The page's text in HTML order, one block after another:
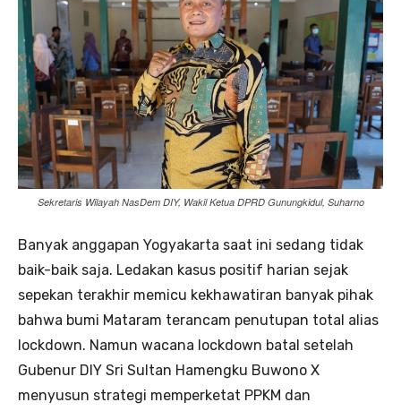
Sekretaris Wilayah NasDem DIY, Wakil Ketua DPRD Gunungkidul, Suharno
Banyak anggapan Yogyakarta saat ini sedang tidak
baik-baik saja. Ledakan kasus positif harian sejak
sepekan terakhir memicu kekhawatiran banyak pihak
bahwa bumi Mataram terancam penutupan total alias
lockdown. Namun wacana lockdown batal setelah
Gubenur DIY Sri Sultan Hamengku Buwono X
menyusun strategi memperketat PPKM dan